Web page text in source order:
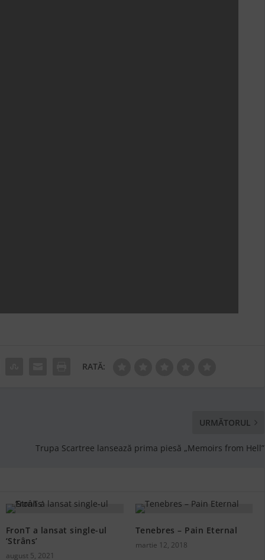
RATĂ:
URMĂTORUL
Trupa Scartree lansează prima piesă „Memoirs from Hell”
FronT a lansat single-ul
‘Strâns’
august 5, 2021
Tenebres – Pain Eternal
martie 12, 2018